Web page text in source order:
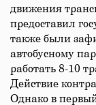
движения
предоставил
также были
автобусному
работать 8-10
Действие
Однако в